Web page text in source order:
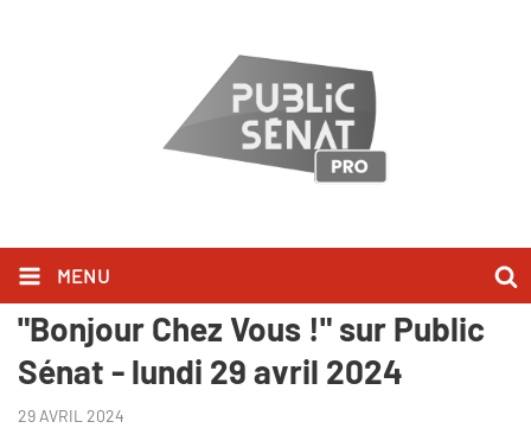
MENU
Manuel Bompard l'a dit dans
"Bonjour Chez Vous !" sur Public
Sénat - lundi 29 avril 2024
29 AVRIL 2024